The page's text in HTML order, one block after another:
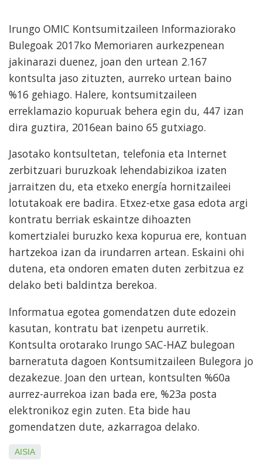
Irungo OMIC Kontsumitzaileen Informaziorako
Bulegoak 2017ko Memoriaren aurkezpenean
jakinarazi duenez, joan den urtean 2.167
kontsulta jaso zituzten, aurreko urtean baino
%16 gehiago. Halere, kontsumitzaileen
erreklamazio kopuruak behera egin du, 447 izan
dira guztira, 2016ean baino 65 gutxiago.
Jasotako kontsultetan, telefonia eta Internet
zerbitzuari buruzkoak lehendabizikoa izaten
jarraitzen du, eta etxeko energía hornitzaileei
lotutakoak ere badira. Etxez-etxe gasa edota argi
kontratu berriak eskaintze dihoazten
komertzialei buruzko kexa kopurua ere, kontuan
hartzekoa izan da irundarren artean. Eskaini ohi
dutena, eta ondoren ematen duten zerbitzua ez
delako beti baldintza berekoa.
Informatua egotea gomendatzen dute edozein
kasutan, kontratu bat izenpetu aurretik.
Kontsulta orotarako Irungo SAC-HAZ bulegoan
barneratuta dagoen Kontsumitzaileen Bulegora jo
dezakezue. Joan den urtean, kontsulten %60a
aurrez-aurrekoa izan bada ere, %23a posta
elektronikoz egin zuten. Eta bide hau
gomendatzen dute, azkarragoa delako.
AISIA